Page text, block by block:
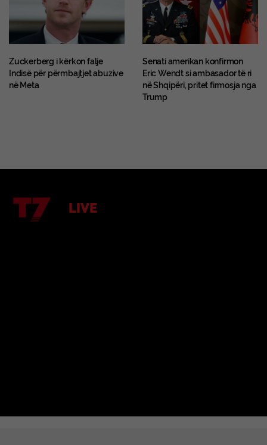
Zuckerberg i kërkon falje
Indisë për përmbajtjet abuzive
në Meta
Senati amerikan konfirmon
Eric Wendt si ambasador të ri
në Shqipëri, pritet firmosja nga
Trump
LIVE